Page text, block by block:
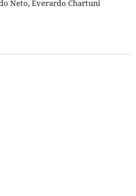
Neto, Everardo Chartuni